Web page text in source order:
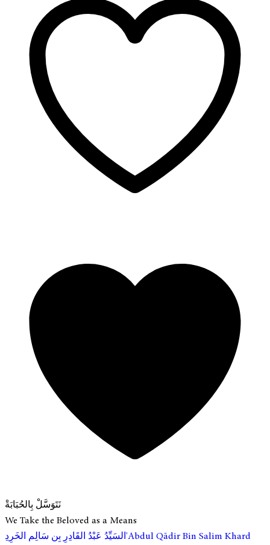
نَتَوَسَّلْ بِالحُبَابَةْ
We Take the Beloved as a Means
السَيِّدُ عَبْدُ القَادِرِ بِن سَالِم الخَرِدِ'Abdul Qādir Bin Salim Khard